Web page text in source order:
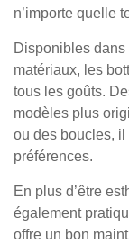
n’importe quelle
Disponibles
matériaux, les
tous les goûts.
modèles plus
ou des boucles, il
préférences.
En plus d’être
également
offre un bon